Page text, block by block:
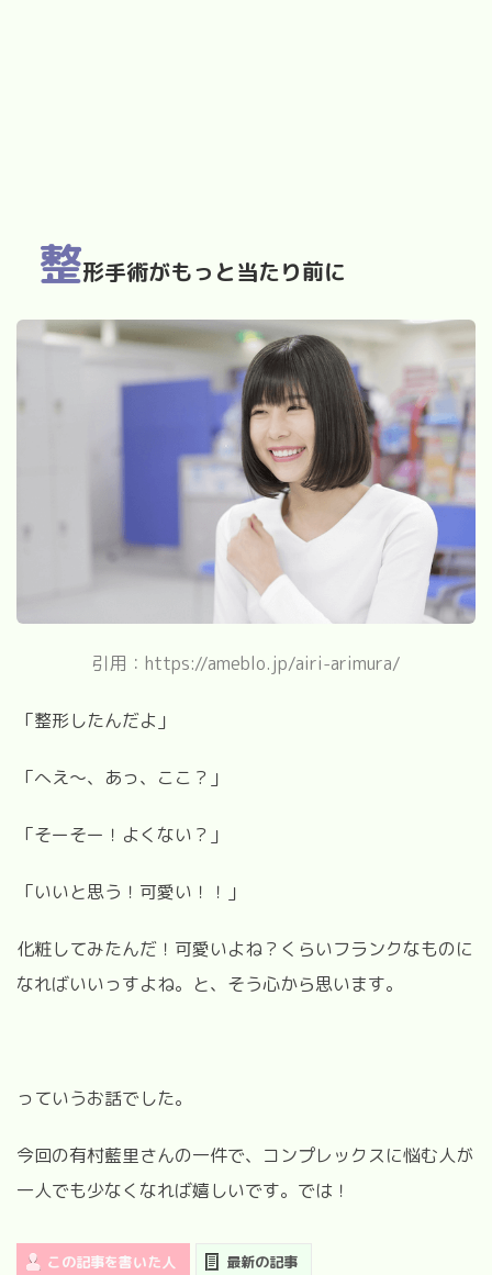
整形手術がもっと当たり前に
引用：https://ameblo.jp/airi-arimura/
「整形したんだよ」
「へえ～、あっ、ここ？」
「そーそー！よくない？」
「いいと思う！可愛い！！」
化粧してみたんだ！可愛いよね？くらいフランクなものに
なればいいっすよね。と、そう心から思います。
っていうお話でした。
今回の有村藍里さんの一件で、コンプレックスに悩む人が
一人でも少なくなれば嬉しいです。では！
この記事を書いた人 最新の記事